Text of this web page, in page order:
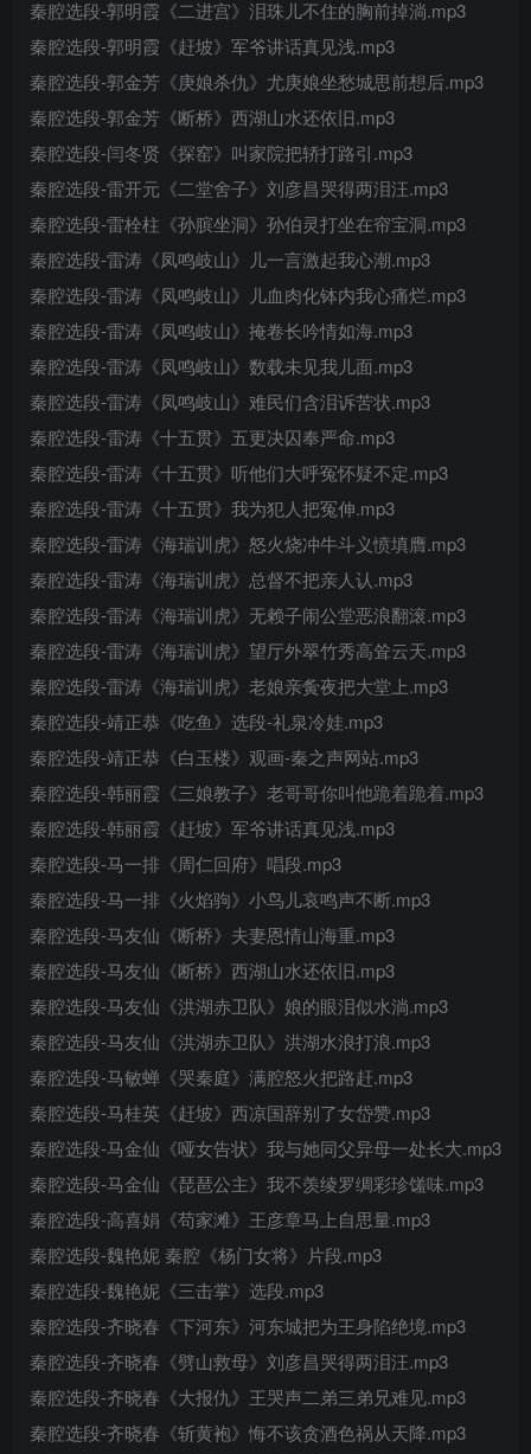
秦腔选段-郭明霞《二进宫》泪珠儿不住的胸前掉淌.mp3
秦腔选段-郭明霞《赶坡》军爷讲话真见浅.mp3
秦腔选段-郭金芳《庚娘杀仇》尤庚娘坐愁城思前想后.mp3
秦腔选段-郭金芳《断桥》西湖山水还依旧.mp3
秦腔选段-闫冬贤《探窑》叫家院把轿打路引.mp3
秦腔选段-雷开元《二堂舍子》刘彦昌哭得两泪汪.mp3
秦腔选段-雷栓柱《孙膑坐洞》孙伯灵打坐在帘宝洞.mp3
秦腔选段-雷涛《凤鸣岐山》儿一言激起我心潮.mp3
秦腔选段-雷涛《凤鸣岐山》儿血肉化钵内我心痛烂.mp3
秦腔选段-雷涛《凤鸣岐山》掩卷长吟情如海.mp3
秦腔选段-雷涛《凤鸣岐山》数载未见我儿面.mp3
秦腔选段-雷涛《凤鸣岐山》难民们含泪诉苦状.mp3
秦腔选段-雷涛《十五贯》五更决囚奉严命.mp3
秦腔选段-雷涛《十五贯》听他们大呼冤怀疑不定.mp3
秦腔选段-雷涛《十五贯》我为犯人把冤伸.mp3
秦腔选段-雷涛《海瑞训虎》怒火烧冲牛斗义愤填膺.mp3
秦腔选段-雷涛《海瑞训虎》总督不把亲人认.mp3
秦腔选段-雷涛《海瑞训虎》无赖子闹公堂恶浪翻滚.mp3
秦腔选段-雷涛《海瑞训虎》望厅外翠竹秀高耸云天.mp3
秦腔选段-雷涛《海瑞训虎》老娘亲夤夜把大堂上.mp3
秦腔选段-靖正恭《吃鱼》选段-礼泉冷娃.mp3
秦腔选段-靖正恭《白玉楼》观画-秦之声网站.mp3
秦腔选段-韩丽霞《三娘教子》老哥哥你叫他跪着跪着.mp3
秦腔选段-韩丽霞《赶坡》军爷讲话真见浅.mp3
秦腔选段-马一排《周仁回府》唱段.mp3
秦腔选段-马一排《火焰驹》小鸟儿哀鸣声不断.mp3
秦腔选段-马友仙《断桥》夫妻恩情山海重.mp3
秦腔选段-马友仙《断桥》西湖山水还依旧.mp3
秦腔选段-马友仙《洪湖赤卫队》娘的眼泪似水淌.mp3
秦腔选段-马友仙《洪湖赤卫队》洪湖水浪打浪.mp3
秦腔选段-马敏蝉《哭秦庭》满腔怒火把路赶.mp3
秦腔选段-马桂英《赶坡》西凉国辞别了女岱赞.mp3
秦腔选段-马金仙《哑女告状》我与她同父异母一处长大.mp3
秦腔选段-马金仙《琵琶公主》我不羡绫罗绸彩珍馐味.mp3
秦腔选段-高喜娟《苟家滩》王彦章马上自思量.mp3
秦腔选段-魏艳妮 秦腔《杨门女将》片段.mp3
秦腔选段-魏艳妮《三击掌》选段.mp3
秦腔选段-齐晓春《下河东》河东城把为王身陷绝境.mp3
秦腔选段-齐晓春《劈山救母》刘彦昌哭得两泪汪.mp3
秦腔选段-齐晓春《大报仇》王哭声二弟三弟兄难见.mp3
秦腔选段-齐晓春《斩黄袍》悔不该贪酒色祸从天降.mp3